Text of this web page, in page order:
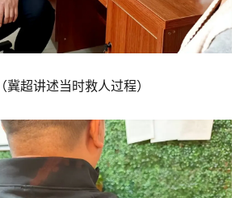
（冀超讲述当时救人过程）